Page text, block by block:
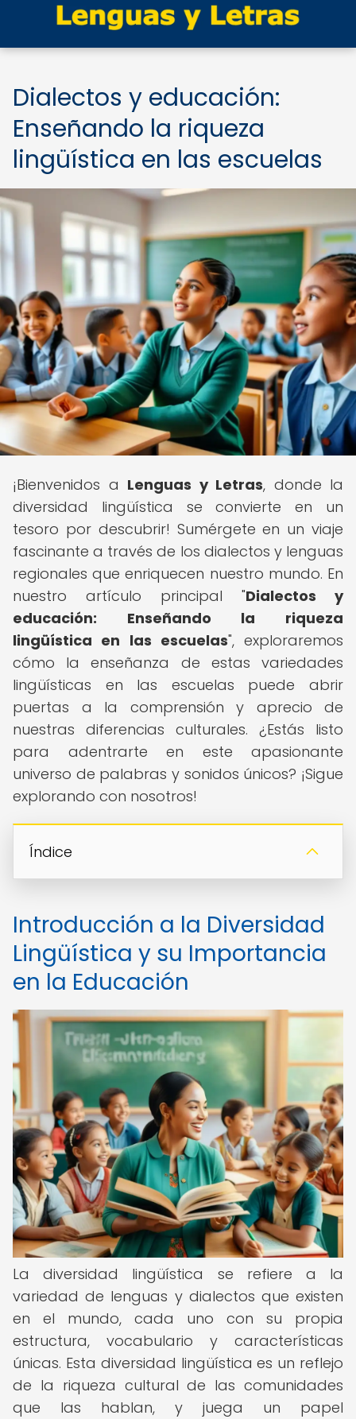
Dialectos y educación:
Enseñando la riqueza
lingüística en las escuelas
¡Bienvenidos a Lenguas y Letras, donde la
diversidad lingüística se convierte en un
tesoro por descubrir! Sumérgete en un viaje
fascinante a través de los dialectos y lenguas
regionales que enriquecen nuestro mundo. En
nuestro artículo principal "Dialectos y
educación: Enseñando la riqueza
lingüística en las escuelas", exploraremos
cómo la enseñanza de estas variedades
lingüísticas en las escuelas puede abrir
puertas a la comprensión y aprecio de
nuestras diferencias culturales. ¿Estás listo
para adentrarte en este apasionante
universo de palabras y sonidos únicos? ¡Sigue
explorando con nosotros!
Índice
Introducción a la Diversidad
Lingüística y su Importancia
en la Educación
La diversidad lingüística se refiere a la
variedad de lenguas y dialectos que existen
en el mundo, cada uno con su propia
estructura, vocabulario y características
únicas. Esta diversidad lingüística es un reflejo
de la riqueza cultural de las comunidades
que las hablan, y juega un papel